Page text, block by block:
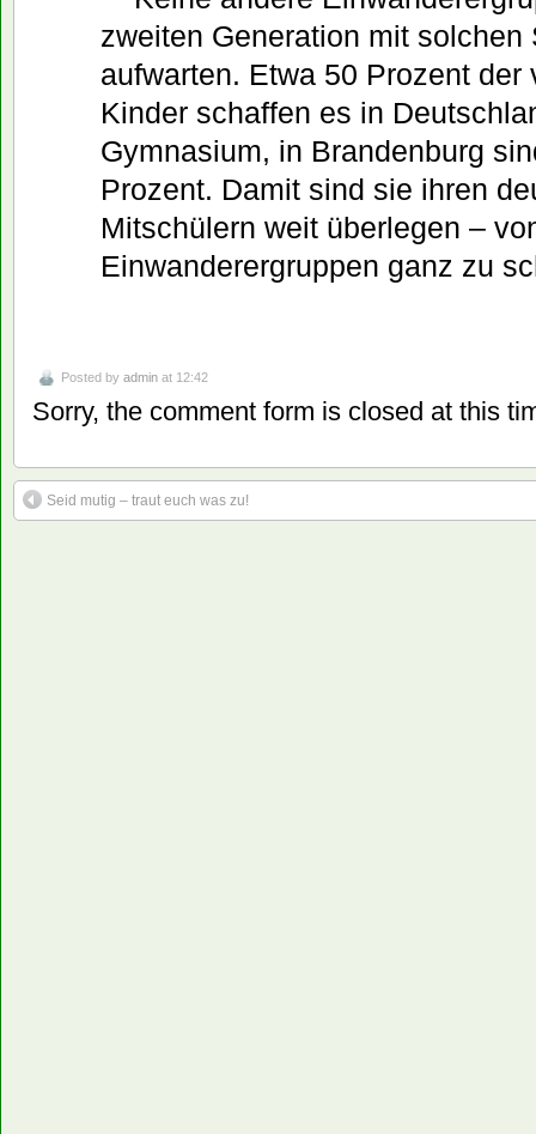
zweiten Generation mit solchen
aufwarten. Etwa 50 Prozent der
Kinder schaffen es in
Gymnasium, in Brandenburg
Prozent. Damit sind sie ihren
Mitschülern weit überlegen –
Einwanderergruppen ganz zu
Posted by admin at 12:42
Sorry, the comment form is closed at this
Seid mutig – traut euch was zu!